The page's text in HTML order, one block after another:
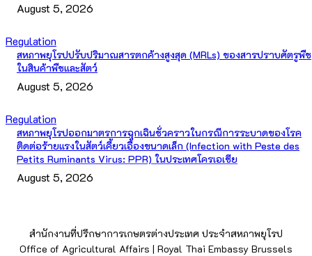
August 5, 2026
Regulation
สหภาพยุโรปปรับปริมาณสารตกค้างสูงสุด (MRLs) ของสารปราบศัตรูพืช
ในสินค้าพืชและสัตว์
August 5, 2026
Regulation
สหภาพยุโรปออกมาตรการฉุกเฉินชั่วคราวในกรณีการระบาดของโรค
ติดต่อร้ายแรงในสัตว์เคี้ยวเอื้องขนาดเล็ก (Infection with Peste des
Petits Ruminants Virus: PPR) ในประเทศโครเอเชีย
August 5, 2026
สำนักงานที่ปรึกษาการเกษตรต่างประเทศ ประจำสหภาพยุโรป
Office of Agricultural Affairs | Royal Thai Embassy Brussels